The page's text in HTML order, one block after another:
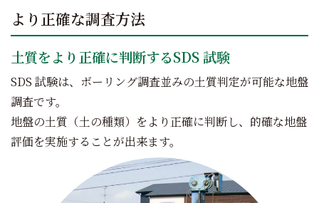
より正確な調査方法
土質をより正確に判断するSDS 試験
SDS 試験は、ボーリング調査並みの土質判定が可能な地盤
調査です。
地盤の土質（土の種類）をより正確に判断し、的確な地盤
評価を実施することが出来ます。